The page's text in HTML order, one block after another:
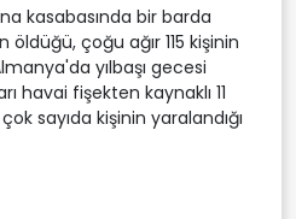
kasabasında bir barda
öldüğü, çoğu ağır 115 kişinin
yılbaşı gecesi
havai fişekten kaynaklı 11
sayıda kişinin yaralandığı